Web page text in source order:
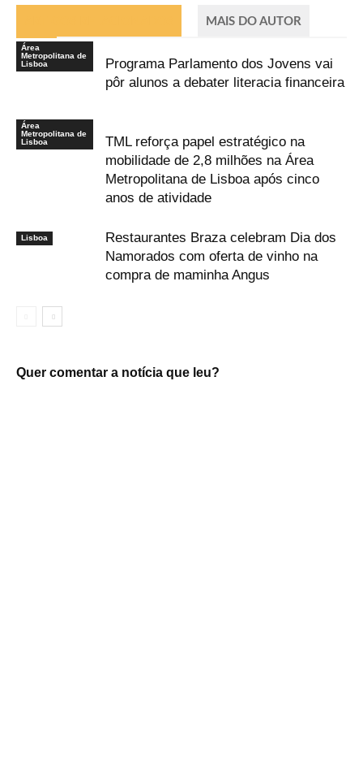
MAIS DO AUTOR
Área
Metropolitana de
Lisboa
Programa Parlamento dos Jovens vai
pôr alunos a debater literacia financeira
Área
Metropolitana de
Lisboa
TML reforça papel estratégico na
mobilidade de 2,8 milhões na Área
Metropolitana de Lisboa após cinco
anos de atividade
Lisboa
Restaurantes Braza celebram Dia dos
Namorados com oferta de vinho na
compra de maminha Angus
Quer comentar a notícia que leu?